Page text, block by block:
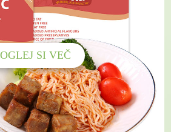
OGLEJ SI VEČ